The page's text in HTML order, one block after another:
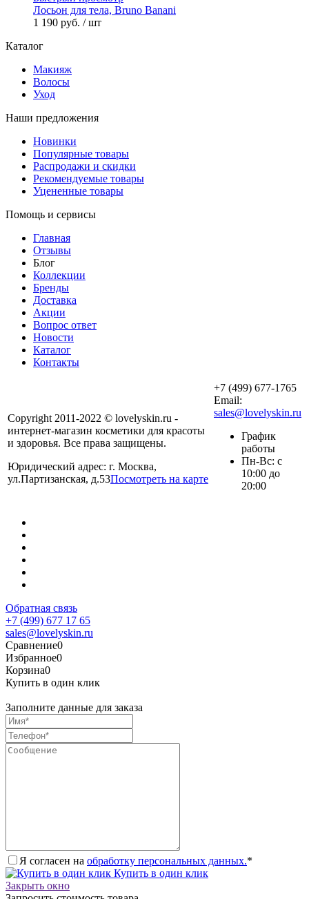
Лосьон для тела, Bruno Banani
1 190 руб. / шт
Каталог
Макияж
Волосы
Уход
Наши предложения
Новинки
Популярные товары
Распродажи и скидки
Рекомендуемые товары
Уцененные товары
Помощь и сервисы
Главная
Отзывы
Блог
Коллекции
Бренды
Доставка
Акции
Вопрос ответ
Новости
Каталог
Контакты
Copyright 2011-2022 © lovelyskin.ru -
интернет-магазин косметики для красоты
и здоровья. Все права защищены.
Юридический адрес: г. Москва,
ул.Партизанская, д.53Посмотреть на карте
+7 (499) 677-1765
Email:
sales@lovelyskin.ru
График
работы
Пн-Вс: с
10:00 до
20:00
Обратная связь
+7 (499) 677 17 65
sales@lovelyskin.ru
Сравнение0
Избранное0
Корзина0
Купить в один клик
Заполните данные для заказа
Я согласен на обработку персональных данных.*
Купить в один клик
Закрыть окно